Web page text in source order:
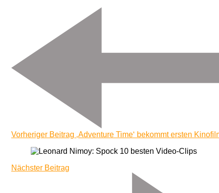
Beitragsnavigation
Vorheriger Beitrag ‚Adventure Time‘ bekommt ersten
Nächster Beitrag